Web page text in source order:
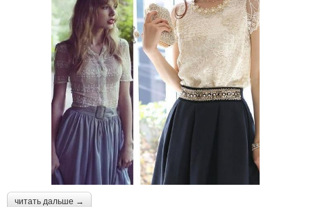
читать дальше →